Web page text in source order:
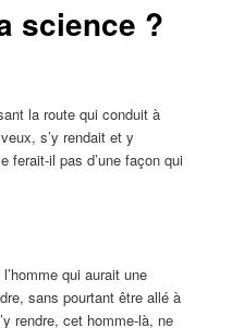
science ?
la route qui conduit à
s’y rendait et y
ferait-il pas d’une façon qui
qui aurait une
sans pourtant être allé à
rendre, cet homme-là, ne